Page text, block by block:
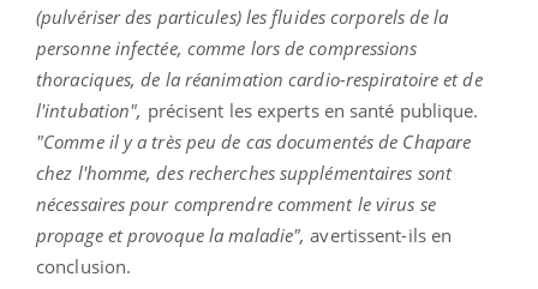
(pulvériser des particules) les fluides corporels de la
personne infectée, comme lors de compressions
thoraciques, de la réanimation cardio-respiratoire et de
l'intubation", précisent les experts en santé publique.
"Comme il y a très peu de cas documentés de Chapare
chez l'homme, des recherches supplémentaires sont
nécessaires pour comprendre comment le virus se
propage et provoque la maladie", avertissent-ils en
conclusion.